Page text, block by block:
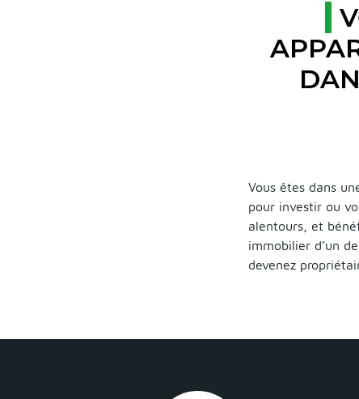
Vous êtes dans
pour investir ou
alentours, et
immobilier d’un
devenez